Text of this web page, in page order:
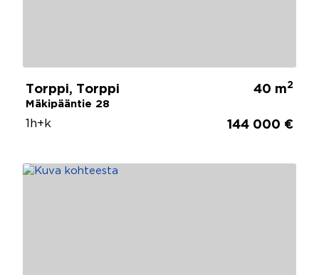
Torppi, Torppi
Mäkipääntie 28
40 m2
1h+k 144 000 €